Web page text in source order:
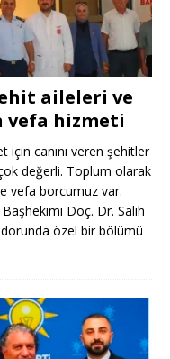
aileleri ve
vefa hizmeti
için canını veren şehitler
değerli. Toplum olarak
vefa borcumuz var.
Doç. Dr. Salih
özel bir bölümü